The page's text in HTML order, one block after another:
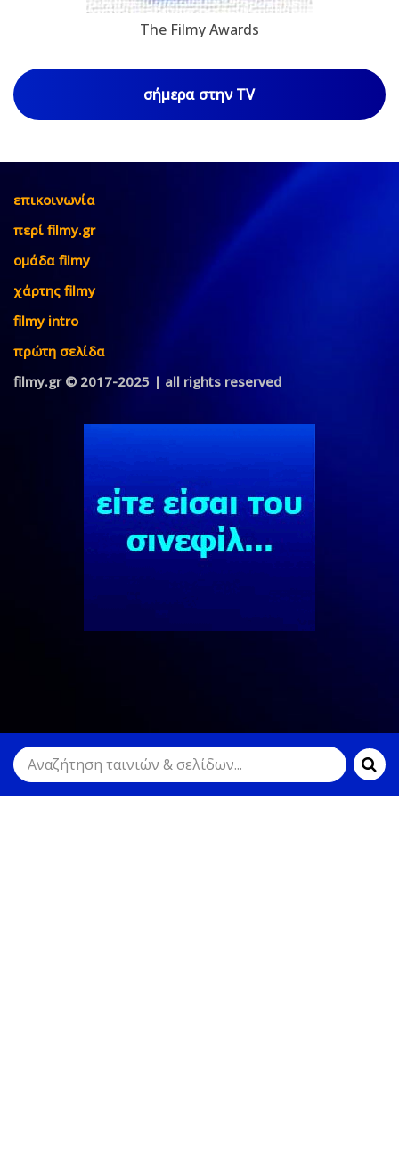
The Filmy Awards
σήμερα στην TV
επικοινωνία
περί filmy.gr
ομάδα filmy
χάρτης filmy
filmy intro
πρώτη σελίδα
filmy.gr © 2017-2025 | all rights reserved